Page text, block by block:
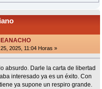
2025, 11:04 Horas »
absurdo. Darle la carta de libertad
interesado ya es un éxito. Con
ya supone un respiro grande.